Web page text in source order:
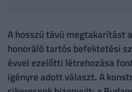
A hosszú távú megtakarítást
honoráló tartós befektetési
évvel ezelőtti létrehozása
igényre adott választ. A